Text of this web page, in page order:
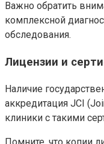
Важно обратить
комплексной
обследования.
Лицензии и
Наличие
аккредитация JCI
клиники с такими